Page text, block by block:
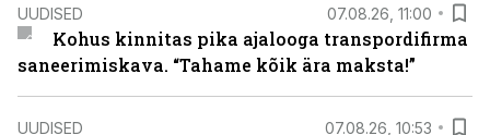
UUDISED 07.08.26, 11:00
Kohus kinnitas pika ajalooga transpordifirma
saneerimiskava. “Tahame kõik ära maksta!”
UUDISED 07.08.26, 10:53